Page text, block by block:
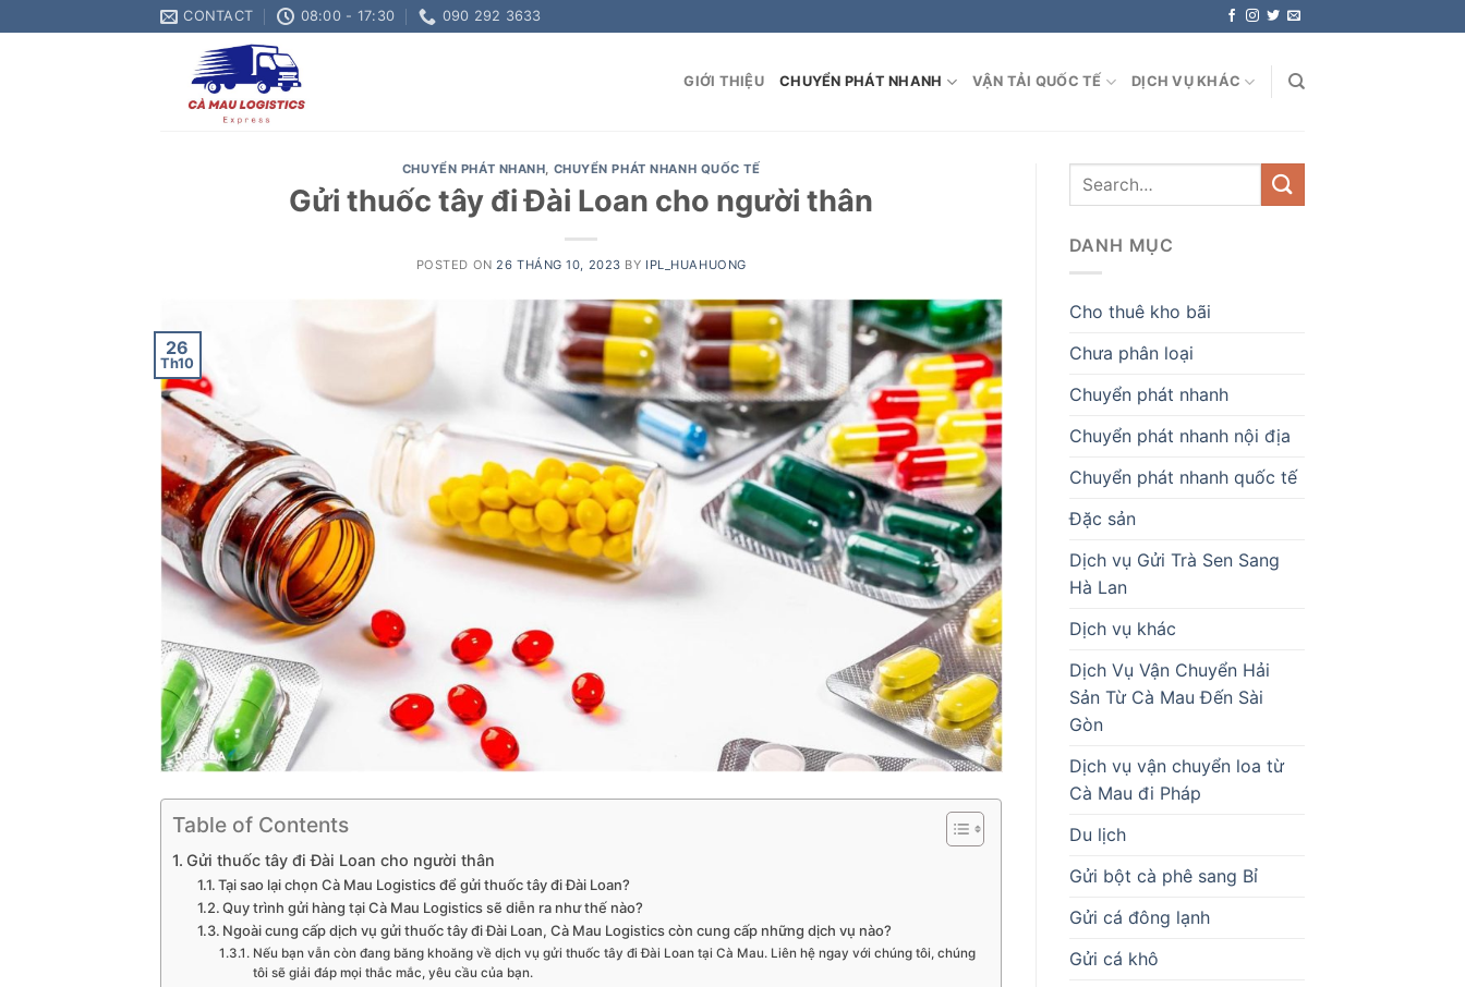
to
CONTACT 08:00 - 17:30 090 292 3633
GIỚI THIỆU CHUYỂN PHÁT NHANH VẬN TẢI QUỐC TẾ DỊCH VỤ KHÁC
CHUYỂN PHÁT NHANH, CHUYỂN PHÁT NHANH QUỐC TẾ
Gửi thuốc tây đi Đài Loan cho người thân
POSTED ON 26 THÁNG 10, 2023 BY IPL_HUAHUONG
26
Th10
Table of Contents
Gửi thuốc tây đi Đài Loan cho người thân
Tại sao lại chọn Cà Mau Logistics để gửi thuốc tây đi Đài Loan?
Quy trình gửi hàng tại Cà Mau Logistics sẽ diễn ra như thế nào?
Ngoài cung cấp dịch vụ gửi thuốc tây đi Đài Loan, Cà Mau Logistics còn cung cấp những dịch vụ nào?
Nếu bạn vẫn còn đang băng khoăng về dịch vụ gửi thuốc tây đi Đài Loan tại Cà Mau. Liên hệ ngay với chúng tôi, chúng
tôi sẽ giải đáp mọi thắc mắc, yêu cầu của bạn.
DANH MỤC
Cho thuê kho bãi
Chưa phân loại
Chuyển phát nhanh
Chuyển phát nhanh nội địa
Chuyển phát nhanh quốc tế
Đặc sản
Dịch vụ Gửi Trà Sen Sang
Hà Lan
Dịch vụ khác
Dịch Vụ Vận Chuyển Hải
Sản Từ Cà Mau Đến Sài
Gòn
Dịch vụ vận chuyển loa từ
Cà Mau đi Pháp
Du lịch
Gửi bột cà phê sang Bỉ
Gửi cá đông lạnh
Gửi cá khô